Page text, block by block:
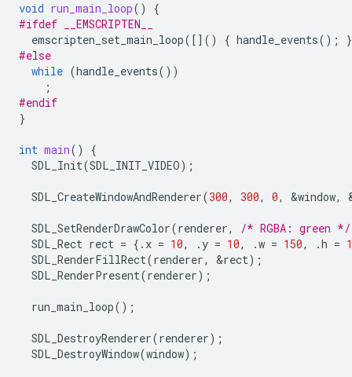
void run_main_loop()
{
#ifdef __EMSCRIPTEN__
emscripten_set_main_loop([]() { handle_events();
#else
while (handle_events())
;
#endif
}
int main()
{
SDL_Init(SDL_INIT_VIDEO);
SDL_CreateWindowAndRenderer(300, 300, 0, &window,
SDL_SetRenderDrawColor(renderer,
/* RGBA: green */
SDL_Rect rect = {. x = 10, .y = 10, .w = 150, .h =
SDL_RenderFillRect(renderer, &rect);
SDL_RenderPresent(renderer);
run_main_loop();
SDL_DestroyRenderer(renderer);
SDL_DestroyWindow(window);